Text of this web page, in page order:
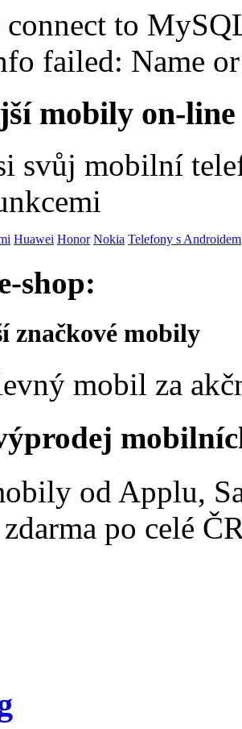
to
failed: Name
mobily on-
svůj mobilní
Huawei Honor Nokia Telefony s Androidem
shop:
značkové mobily
mobil za
od Applu,
po celé